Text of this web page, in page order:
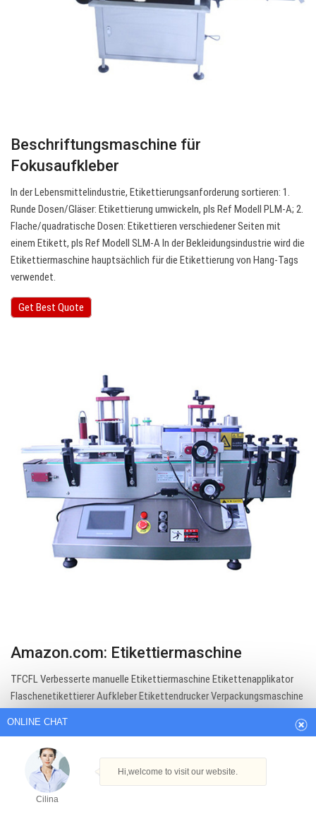
Beschriftungsmaschine für
Fokusaufkleber
In der Lebensmittelindustrie, Etikettierungsanforderung sortieren: 1.
Runde Dosen/Gläser: Etikettierung umwickeln, pls Ref Modell PLM-A; 2.
Flache/quadratische Dosen: Etikettieren verschiedener Seiten mit
einem Etikett, pls Ref Modell SLM-A In der Bekleidungsindustrie wird die
Etikettiermaschine hauptsächlich für die Etikettierung von Hang-Tags
verwendet.
Get Best Quote
Amazon.com: Etikettiermaschine
TFCFL Verbesserte manuelle Etikettiermaschine Etikettenapplikator
Flaschenetikettierer Aufkleber Etikettendrucker Verpackungsmaschine
quadratische runde Etikettiermaschine mit flacher gebogener
Oberfläche…
Get Best Quote
ONLINE CHAT
Hi,welcome to visit our website.
Cilina